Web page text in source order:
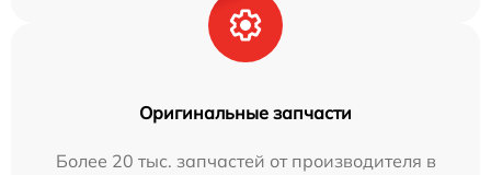
Оригинальные запчасти
Более 20 тыс. запчастей от производителя в